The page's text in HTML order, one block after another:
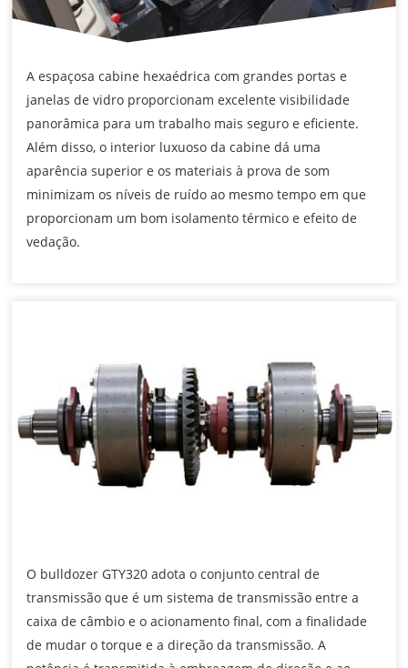
A espaçosa cabine hexaédrica com grandes portas e
janelas de vidro proporcionam excelente visibilidade
panorâmica para um trabalho mais seguro e eficiente.
Além disso, o interior luxuoso da cabine dá uma
aparência superior e os materiais à prova de som
minimizam os níveis de ruído ao mesmo tempo em que
proporcionam um bom isolamento térmico e efeito de
vedação.
O bulldozer GTY320 adota o conjunto central de
transmissão que é um sistema de transmissão entre a
caixa de câmbio e o acionamento final, com a finalidade
de mudar o torque e a direção da transmissão. A